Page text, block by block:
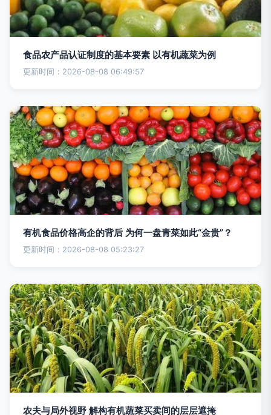
食品农产品认证制度的基本要素 以有机蔬菜为例
更新时间：2026-08-08 06:49:57
有机食品价格高企的背后 为何一盘青菜如此“金贵”？
更新时间：2026-08-08 05:23:27
农夫与局外视野 解构有机蔬菜买卖间的层层遮掩